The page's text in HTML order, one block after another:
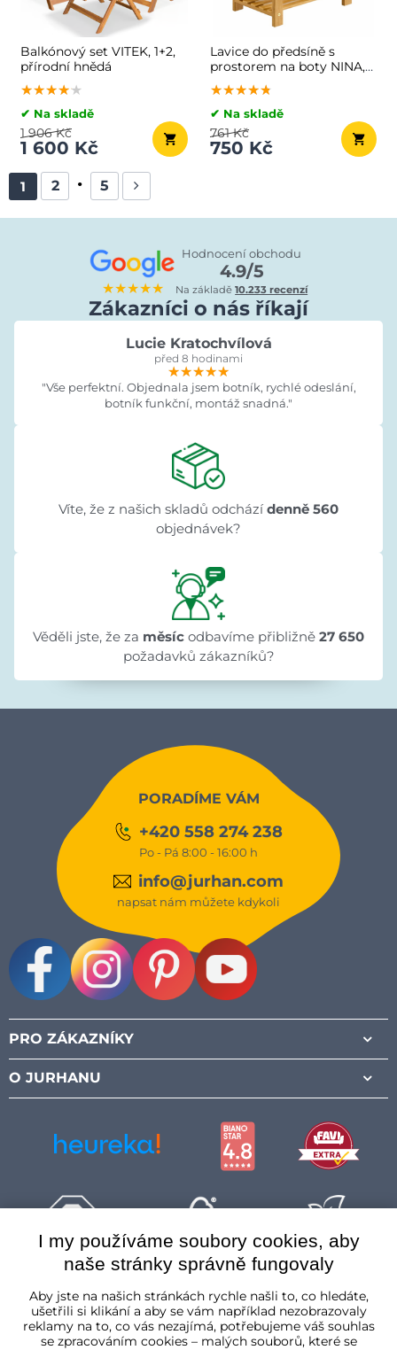
Balkónový set VITEK, 1+2,
přírodní hnědá
★★★★★
★★★★★
★★★★★
✔ Na skladě
1 600 Kč
1 906 Kč
Lavice do předsíně s
prostorem na boty NINA,
50x33x46cm, přírodní
hnědá
★★★★★
★★★★★
★★★★★
✔ Na skladě
750 Kč
761 Kč
1 2 5
★★★★★
Hodnocení obchodu
4.9/5
Na základě10.233 recenzí
Zákazníci o nás říkají
Lucie Kratochvílová
před 8 hodinami
★★★★★
★★★★★
★★★★★
"Vše perfektní. Objednala jsem botník, rychlé odeslání,
botník funkční, montáž snadná."
Víte, že z našich skladů odchází denně 560
objednávek?
Věděli jste, že za měsíc odbavíme přibližně 27 650
požadavků zákazníků?
PORADÍME VÁM
+420 558 274 238
Po - Pá 8:00 - 16:00 h
info@jurhan.com
napsat nám můžete kdykoli
PRO ZÁKAZNÍKY
O JURHANU
I my používáme soubory cookies, aby
naše stránky správně fungovaly
Aby jste na našich stránkách rychle našli to, co hledáte,
ušetřili si klikání a aby se vám například nezobrazovaly
reklamy na to, co vás nezajímá, potřebujeme váš souhlas
se zpracováním cookies – malých souborů, které se